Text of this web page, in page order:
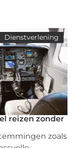
Dienstverlening
reizen zonder
zoals